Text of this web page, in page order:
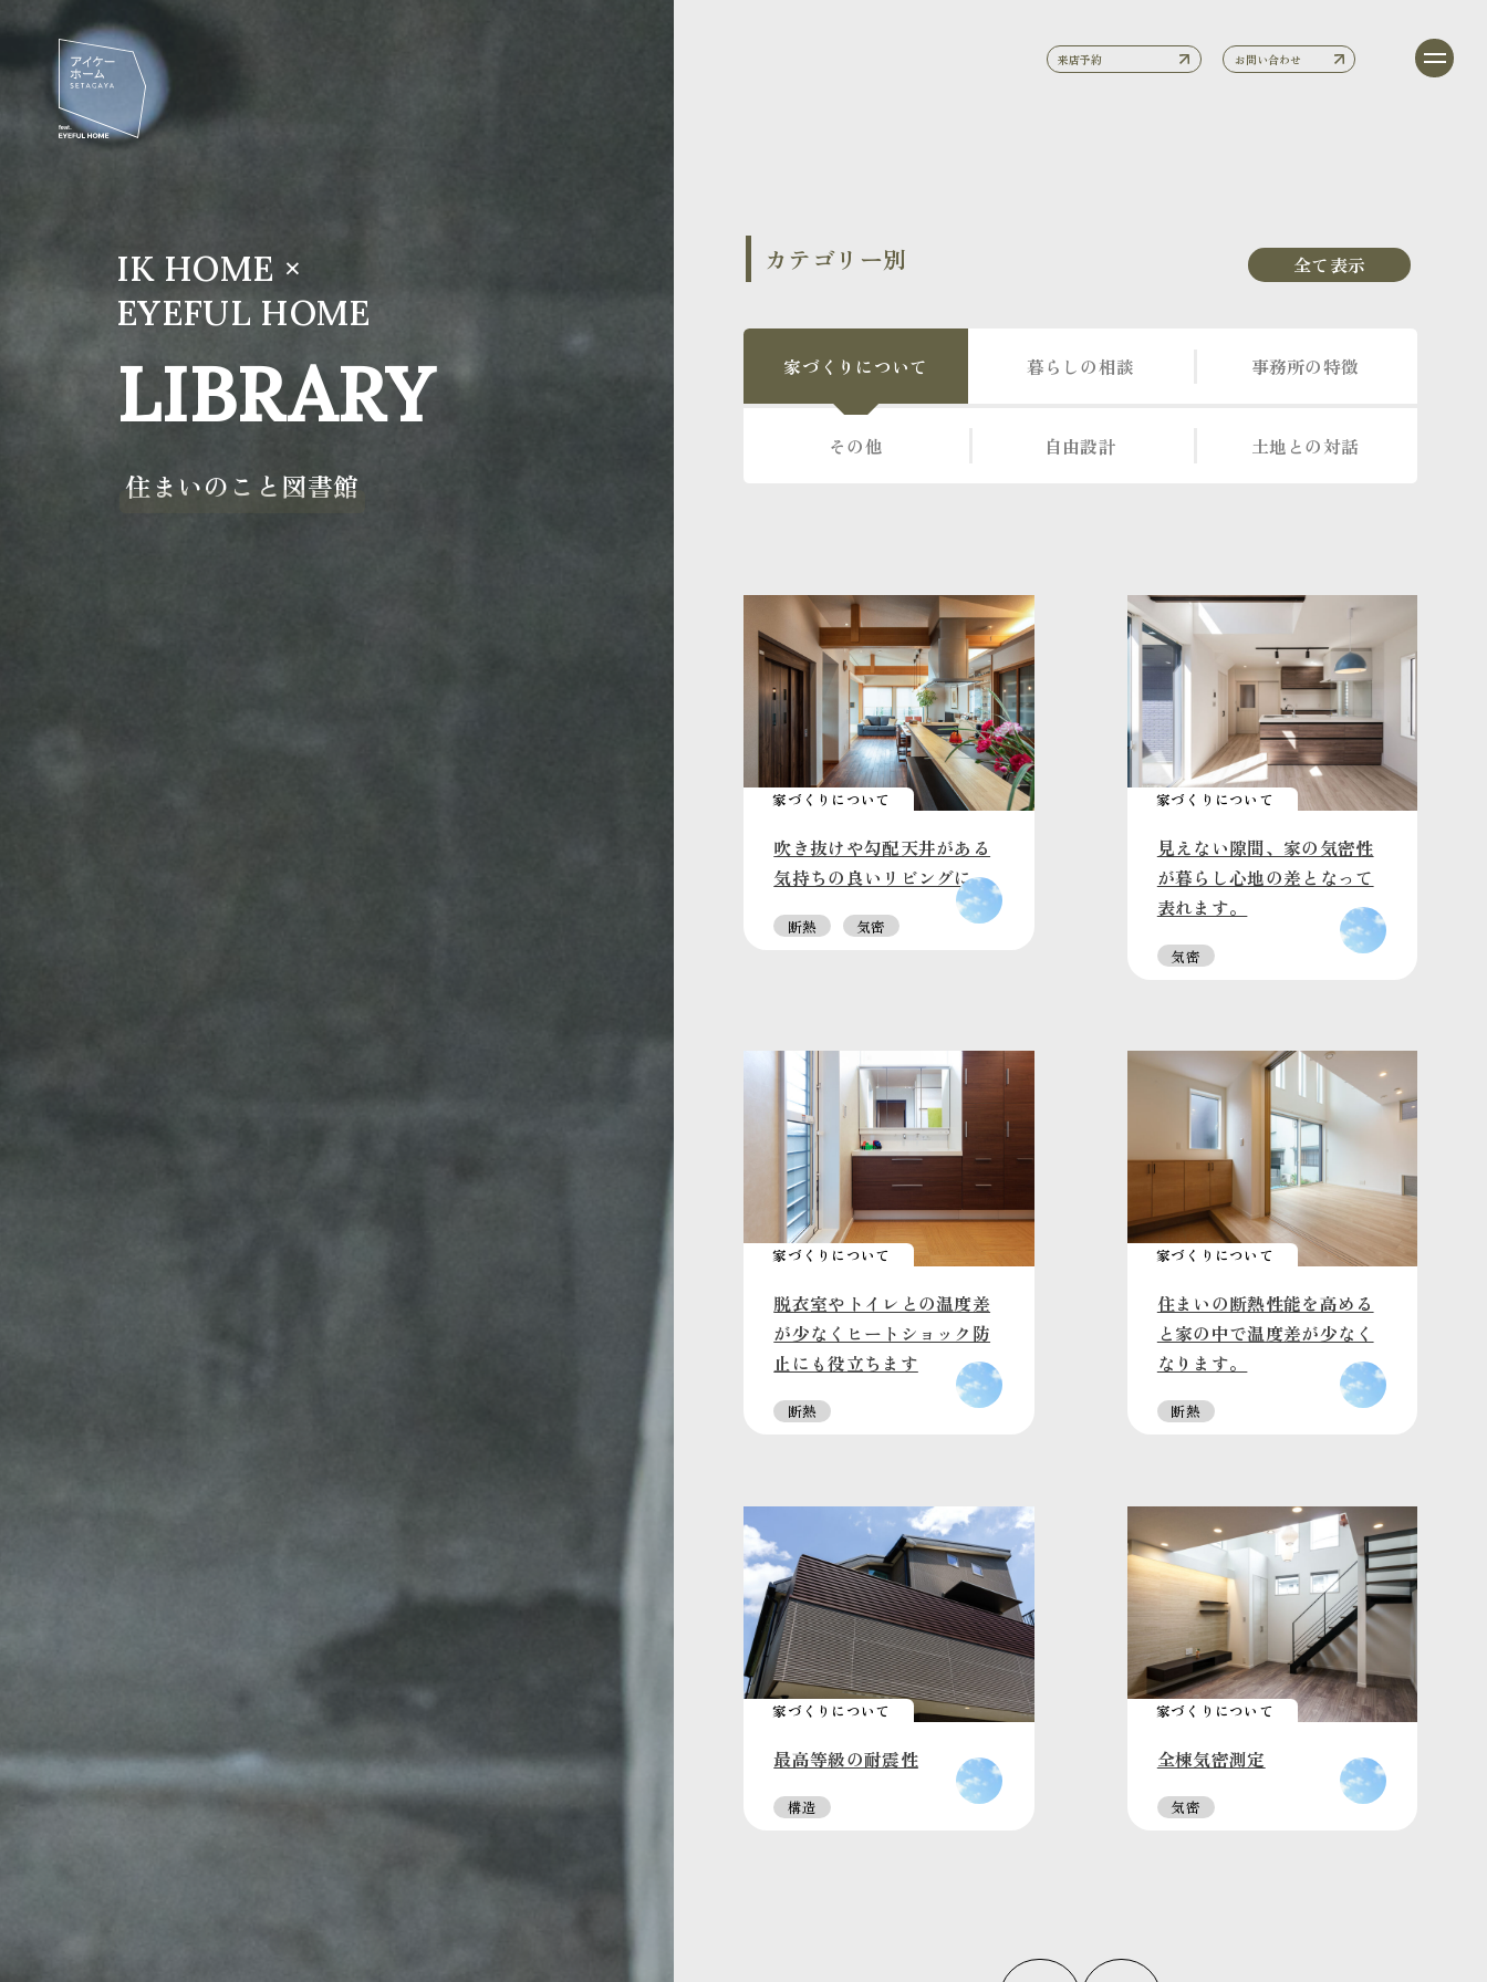
来店予約 お問い合わせ
IK HOME ×
EYEFUL HOME
LIBRARY
住まいのこと図書館
カテゴリー別 全て表示
家づくりについて 暮らしの相談 事務所の特徴
その他 自由設計 土地との対話
家づくりについて
吹き抜けや勾配天井がある
気持ちの良いリビングに
断熱 気密
家づくりについて
見えない隙間、家の気密性
が暮らし心地の差となって
表れます。
気密
家づくりについて
脱衣室やトイレとの温度差
が少なくヒートショック防
止にも役立ちます
断熱
家づくりについて
住まいの断熱性能を高める
と家の中で温度差が少なく
なります。
断熱
家づくりについて
最高等級の耐震性
構造
家づくりについて
全棟気密測定
気密